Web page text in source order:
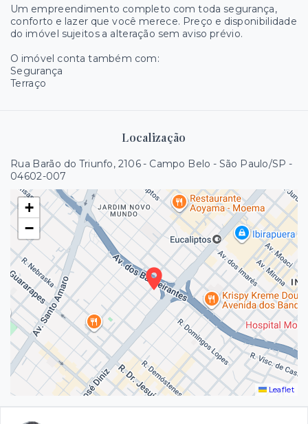
Um empreendimento completo com toda segurança,
conforto e lazer que você merece. Preço e disponibilidade
do imóvel sujeitos a alteração sem aviso prévio.
O imóvel conta também com:
Segurança
Terraço
Localização
Rua Barão do Triunfo, 2106 - Campo Belo - São Paulo/SP -
04602-007
+
−
Leaflet